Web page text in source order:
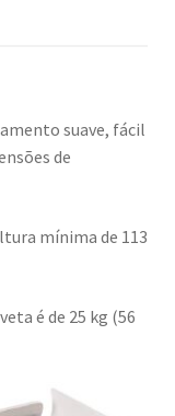
suave, fácil
de
mínima de 113
é de 25 kg (56